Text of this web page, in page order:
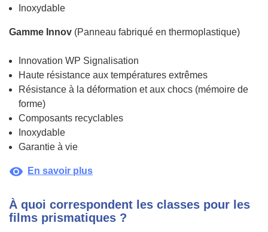
Inoxydable
Gamme Innov (Panneau fabriqué en thermoplastique)
Innovation WP Signalisation
Haute résistance aux températures extrêmes
Résistance à la déformation et aux chocs (mémoire de
forme)
Composants recyclables
Inoxydable
Garantie à vie
visibility En savoir plus
À quoi correspondent les classes pour les
films prismatiques ?